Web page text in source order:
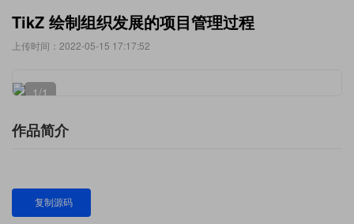
TikZ 绘制组织发展的项目管理过程
上传时间：2022-05-15 17:17:52
1/1
作品简介
复制源码